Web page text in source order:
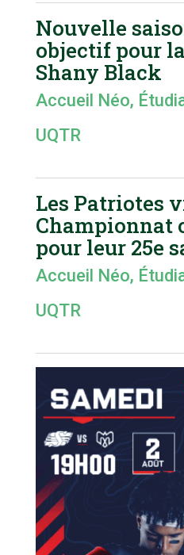
Nouvelle
objectif pour
Shany Black
Accueil Néo,
UQTR
Les Patriotes
Championnat
pour leur 25e
Accueil Néo,
UQTR